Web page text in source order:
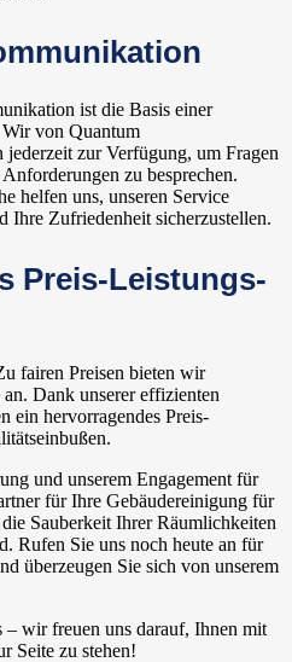
ist die Basis einer
von Quantum
jederzeit zur Verfügung, um Fragen
zu besprechen.
helfen uns, unseren Service
Ihre Zufriedenheit sicherzustellen.
Preis-Leistungs-
fairen Preisen bieten wir
Dank unserer effizienten
ein hervorragendes Preis-
und unserem Engagement für
für Ihre Gebäudereinigung für
Sauberkeit Ihrer Räumlichkeiten
Rufen Sie uns noch heute an für
überzeugen Sie sich von unserem
wir freuen uns darauf, Ihnen mit
Seite zu stehen!